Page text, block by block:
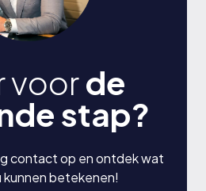
voorde
stap?
contact op en ontdek wat
kunnen betekenen!